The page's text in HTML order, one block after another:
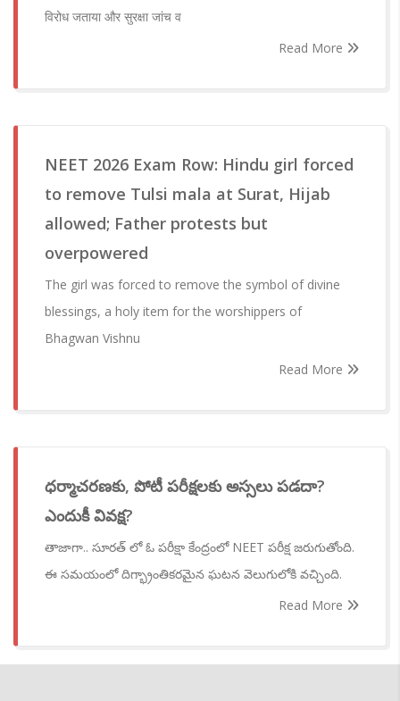
विरोध जताया और सुरक्षा जांच व
Read More
NEET 2026 Exam Row: Hindu girl forced
to remove Tulsi mala at Surat, Hijab
allowed; Father protests but
overpowered
The girl was forced to remove the symbol of divine
blessings, a holy item for the worshippers of
Bhagwan Vishnu
Read More
ధర్మాచరణకు, పోటీ పరీక్షలకు అస్సలు పడదా?
ఎందుకీ వివక్ష?
తాజాగా.. సూరత్ లో ఓ పరీక్షా కేంద్రంలో NEET పరీక్ష జరుగుతోంది.
ఈ సమయంలో దిగ్భ్రాంతికరమైన ఘటన వెలుగులోకి వచ్చింది.
Read More